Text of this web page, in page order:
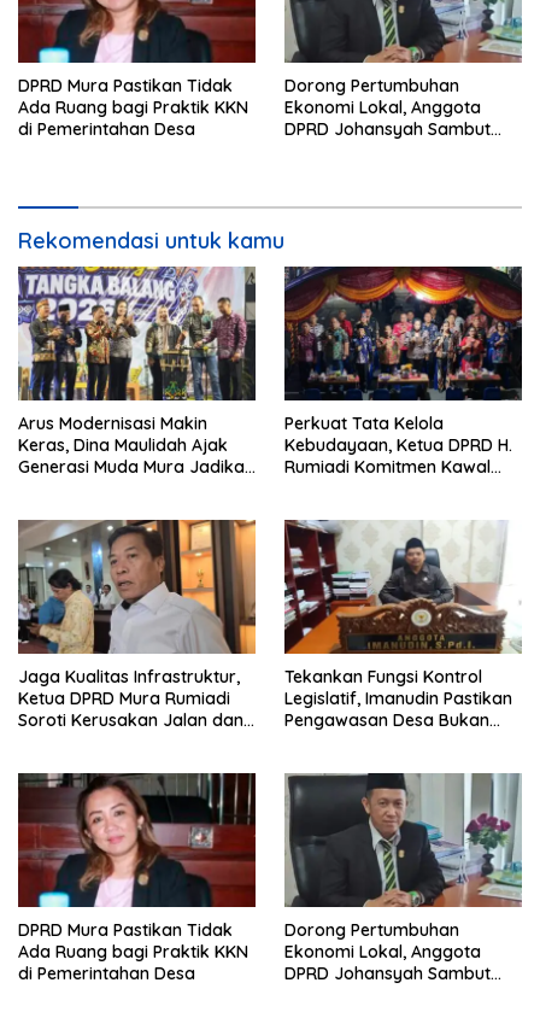
DPRD Mura Pastikan Tidak
Ada Ruang bagi Praktik KKN
di Pemerintahan Desa
Dorong Pertumbuhan
Ekonomi Lokal, Anggota
DPRD Johansyah Sambut
Rekomendasi untuk kamu
Arus Modernisasi Makin
Keras, Dina Maulidah Ajak
Generasi Muda Mura Jadikan
Perkuat Tata Kelola
Kebudayaan, Ketua DPRD H.
Rumiadi Komitmen Kawal
Jaga Kualitas Infrastruktur,
Ketua DPRD Mura Rumiadi
Soroti Kerusakan Jalan dan
Tekankan Fungsi Kontrol
Legislatif, Imanudin Pastikan
Pengawasan Desa Bukan
DPRD Mura Pastikan Tidak
Ada Ruang bagi Praktik KKN
di Pemerintahan Desa
Dorong Pertumbuhan
Ekonomi Lokal, Anggota
DPRD Johansyah Sambut